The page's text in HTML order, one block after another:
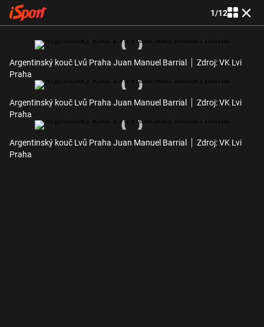
1/12
Argentinský kouč Lvů Praha Juan Manuel Barrial
Zdroj: VK Lvi
Praha
Argentinský kouč Lvů Praha Juan Manuel Barrial
Zdroj: VK Lvi
Praha
Argentinský kouč Lvů Praha Juan Manuel Barrial
Zdroj: VK Lvi
Praha